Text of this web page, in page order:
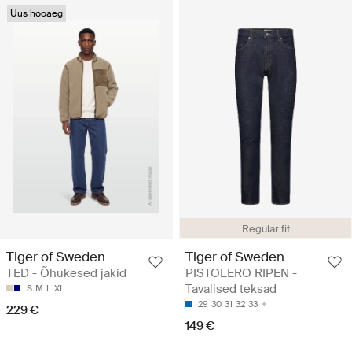
Uus hooaeg
Tiger of Sweden
TED - Õhukesed jakid
S M L XL
229 €
Regular fit
Tiger of Sweden
PISTOLERO RIPEN -
Tavalised teksad
29 30 31 32 33
149 €